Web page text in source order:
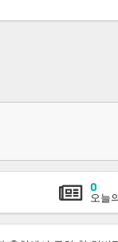
0
오늘